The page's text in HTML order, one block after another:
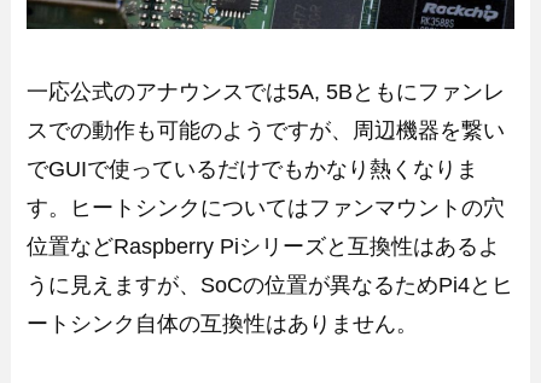
一応公式のアナウンスでは5A, 5Bともにファンレ
スでの動作も可能のようですが、周辺機器を繋い
でGUIで使っているだけでもかなり熱くなりま
す。ヒートシンクについてはファンマウントの穴
位置などRaspberry Piシリーズと互換性はあるよ
うに見えますが、SoCの位置が異なるためPi4とヒ
ートシンク自体の互換性はありません。